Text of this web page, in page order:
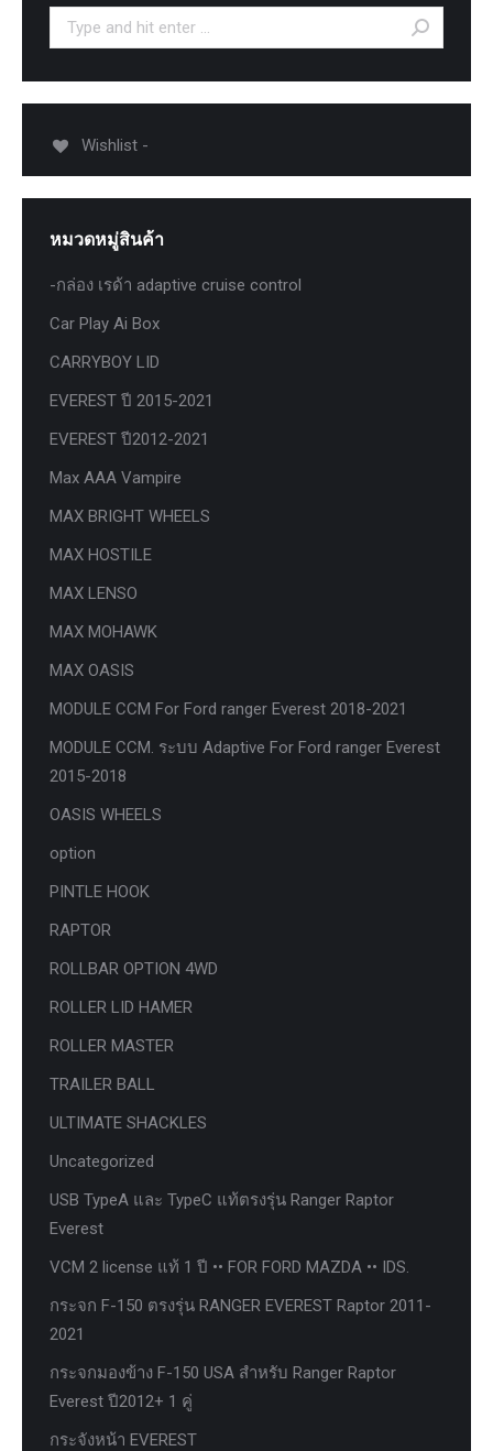
Search:
Wishlist -
หมวดหมู่สินค้า
-กล่อง เรด้า adaptive cruise control
Car Play Ai Box
CARRYBOY LID
EVEREST ปี 2015-2021
EVEREST ปี2012-2021
Max AAA Vampire
MAX BRIGHT WHEELS
MAX HOSTILE
MAX LENSO
MAX MOHAWK
MAX OASIS
MODULE CCM For Ford ranger Everest 2018-2021
MODULE CCM. ระบบ Adaptive For Ford ranger Everest
2015-2018
OASIS WHEELS
option
PINTLE HOOK
RAPTOR
ROLLBAR OPTION 4WD
ROLLER LID HAMER
ROLLER MASTER
TRAILER BALL
ULTIMATE SHACKLES
Uncategorized
USB TypeA และ TypeC แท้ตรงรุ่น Ranger Raptor
Everest
VCM 2 license แท้ 1 ปี •• FOR FORD MAZDA •• IDS.
กระจก F-150 ตรงรุ่น RANGER EVEREST Raptor 2011-
2021
กระจกมองข้าง F-150 USA สำหรับ Ranger Raptor
Everest ปี2012+ 1 คู่
กระจังหน้า EVEREST